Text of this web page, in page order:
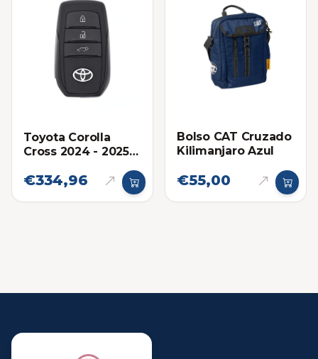
Toyota Corolla
Cross 2024 - 2025
€334,96
Bolso CAT Cruzado
Kilimanjaro Azul
€55,00